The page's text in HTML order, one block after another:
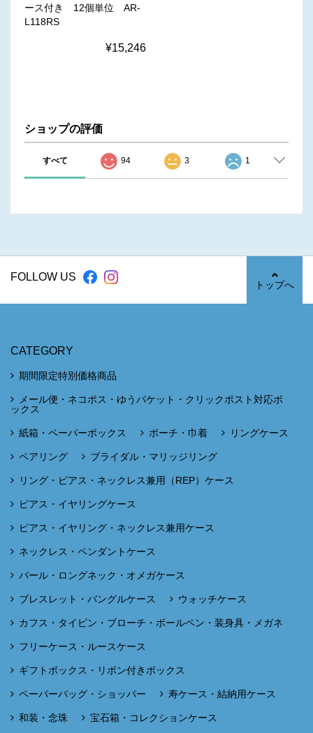
ース付き 12個単位 AR-
L118RS
¥15,246
ショップの評価
すべて 94 3 1
FOLLOW US
トップへ
CATEGORY
期間限定特別価格商品
メール便・ネコポス・ゆうパケット・クリックポスト対応ボ
ックス
紙箱・ペーパーボックス ポーチ・巾着 リングケース
ペアリング ブライダル・マリッジリング
リング・ピアス・ネックレス兼用（REP）ケース
ピアス・イヤリングケース
ピアス・イヤリング・ネックレス兼用ケース
ネックレス・ペンダントケース
パール・ロングネック・オメガケース
ブレスレット・バングルケース ウォッチケース
カフス・タイピン・ブローチ・ボールペン・装身具・メガネ
フリーケース・ルースケース
ギフトボックス・リボン付きボックス
ペーパーバッグ・ショッパー 寿ケース・結納用ケース
和装・念珠 宝石箱・コレクションケース